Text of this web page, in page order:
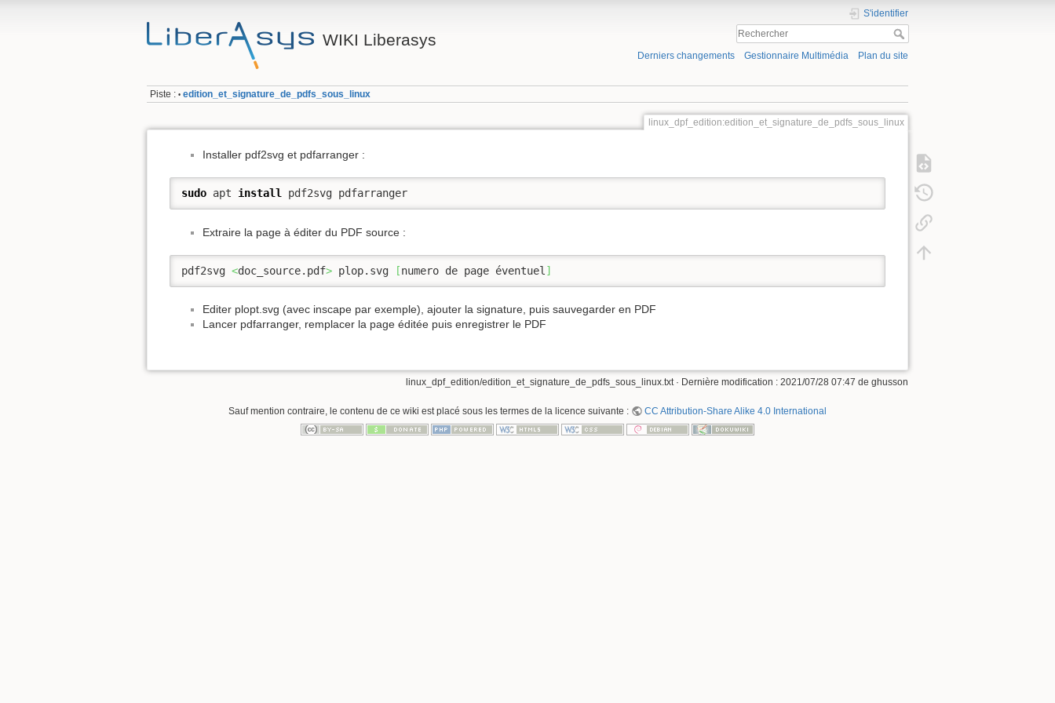
WIKI Liberasys
S'identifier
Derniers changements Gestionnaire Multimédia Plan du site
Piste : • edition_et_signature_de_pdfs_sous_linux
linux_dpf_edition:edition_et_signature_de_pdfs_sous_linux
Installer pdf2svg et pdfarranger :
sudo apt install pdf2svg pdfarranger
Extraire la page à éditer du PDF source :
pdf2svg <doc_source.pdf> plop.svg [numero de page éventuel ]
Editer plopt.svg (avec inscape par exemple), ajouter la signature, puis sauvegarder en PDF
Lancer pdfarranger, remplacer la page éditée puis enregistrer le PDF
linux_dpf_edition/edition_et_signature_de_pdfs_sous_linux.txt· Dernière modification : 2021/07/28 07:47 de ghusson
Sauf mention contraire, le contenu de ce wiki est placé sous les termes de la licence suivante : CC Attribution-Share Alike 4.0 International